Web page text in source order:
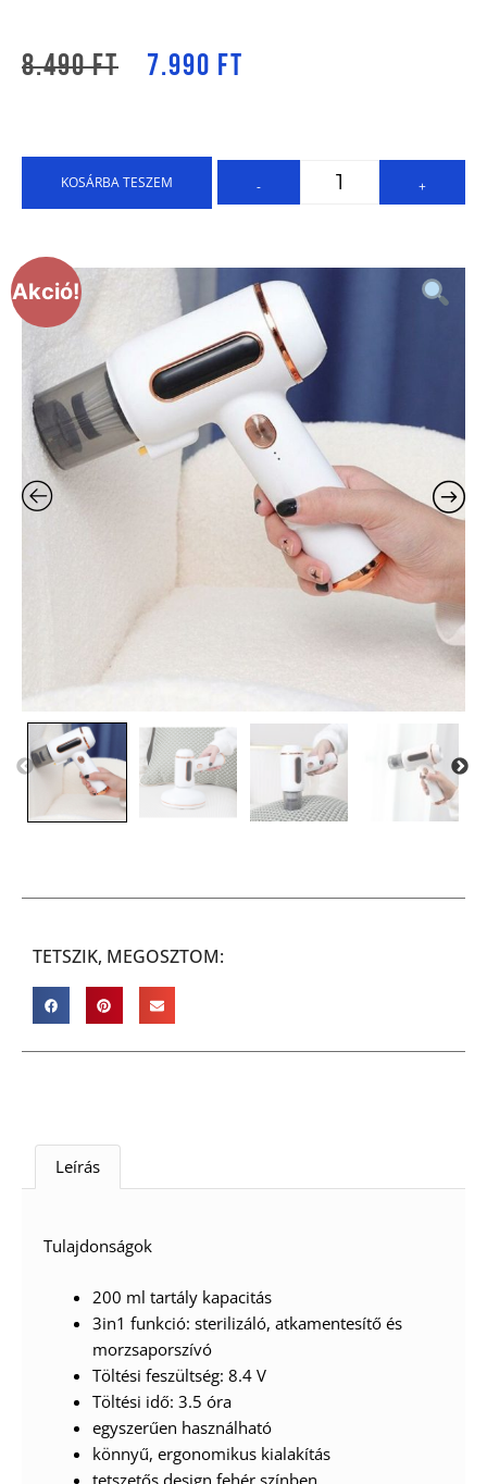
8.490Ft 7.990 Ft
- +
KOSÁRBA TESZEM
Akció!
TETSZIK, MEGOSZTOM:
Leírás
Tulajdonságok
200 ml tartály kapacitás
3in1 funkció: sterilizáló, atkamentesítő és
morzsaporszívó
Töltési feszültség: 8.4 V
Töltési idő: 3.5 óra
egyszerűen használható
könnyű, ergonomikus kialakítás
tetszetős design fehér színben